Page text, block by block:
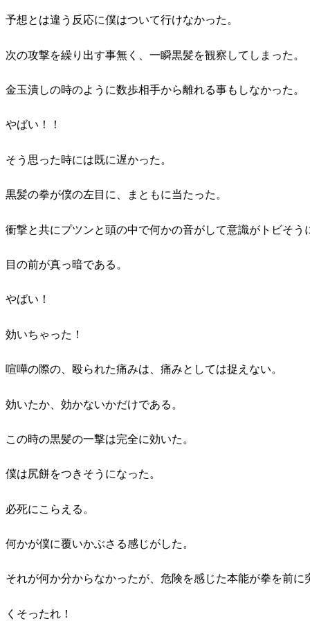
予想とは違う反応に僕はついて行けなかった。
次の攻撃を繰り出す事無く、一瞬黒髪を観察してしまった。
金玉潰しの時のように数歩相手から離れる事もしなかった。
やばい！！
そう思った時には既に遅かった。
黒髪の拳が僕の左目に、まともに当たった。
衝撃と共にプツンと頭の中で何かの音がして意識がトビそう
目の前が真っ暗である。
やばい！
効いちゃった！
喧嘩の際の、殴られた痛みは、痛みとしては捉えない。
効いたか、効かないかだけである。
この時の黒髪の一撃は完全に効いた。
僕は尻餅をつきそうになった。
必死にこらえる。
何かが僕に覆いかぶさる感じがした。
それが何か分からなかったが、危険を感じた本能が拳を前に
くそったれ！